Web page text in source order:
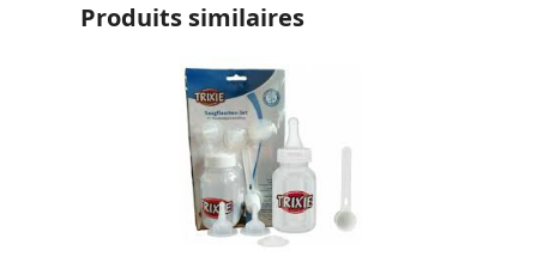
Produits similaires